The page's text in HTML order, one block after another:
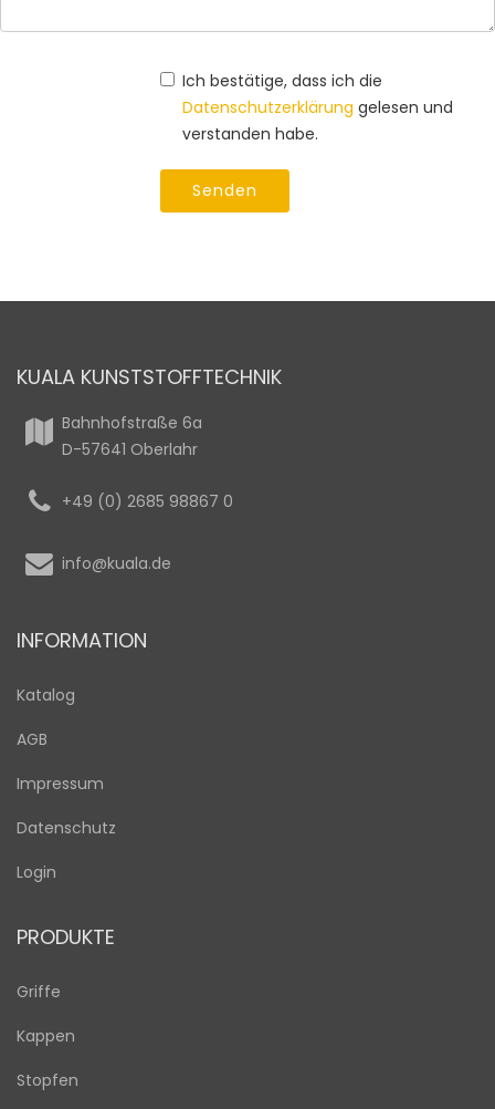
Ich bestätige, dass ich die
Datenschutzerklärung gelesen und
verstanden habe.
Senden
KUALA KUNSTSTOFFTECHNIK
Bahnhofstraße 6a
D-57641 Oberlahr
+49 (0) 2685 98867 0
info@kuala.de
INFORMATION
Katalog
AGB
Impressum
Datenschutz
Login
PRODUKTE
Griffe
Kappen
Stopfen